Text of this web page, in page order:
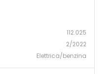
112.025
2/2022
Elettrica/benzina